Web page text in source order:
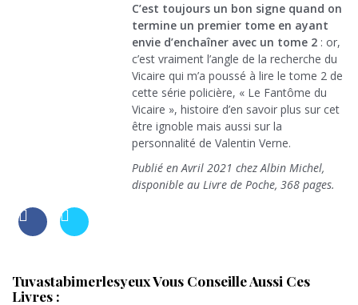
C’est toujours un bon signe quand on
termine un premier tome en ayant
envie d’enchaîner avec un tome 2 : or,
c’est vraiment l’angle de la recherche du
Vicaire qui m’a poussé à lire le tome 2 de
cette série policière, « Le Fantôme du
Vicaire », histoire d’en savoir plus sur cet
être ignoble mais aussi sur la
personnalité de Valentin Verne.
Publié en Avril 2021 chez Albin Michel,
disponible au Livre de Poche, 368 pages.
Tuvastabimerlesyeux Vous Conseille Aussi Ces
Livres :